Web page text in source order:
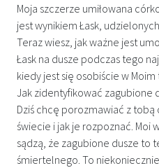
Moja szczerze umiłowana
jest wynikiem Łask,
Teraz wiesz, jak ważne jest
Łask na dusze podczas tego
kiedy jest się osobiście w Moim
Jak zidentyfikować zagubione
Dziś chcę porozmawiać z tobą
świecie i jak je rozpoznać. Moi
sądzą, że zagubione dusze to
śmiertelnego. To